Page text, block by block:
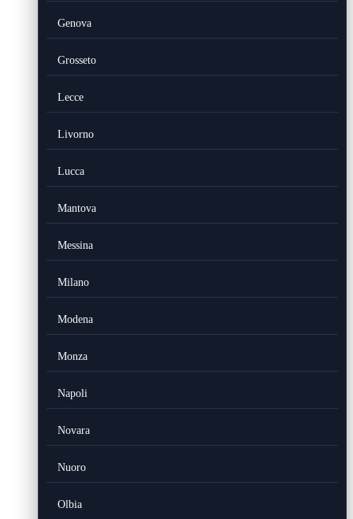
Genova
Grosseto
Lecce
Livorno
Lucca
Mantova
Messina
Milano
Modena
Monza
Napoli
Novara
Nuoro
Olbia